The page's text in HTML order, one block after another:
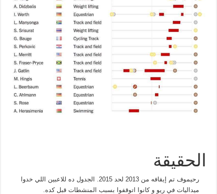
الحقيقة
رحيموف تم إيقافه من 2013 لحد 2015. الجدول ده للاعبين اللي خدوا
ميداليات في ريو و كانوا اتوقفوا بسبب المنشطات قبل كده.